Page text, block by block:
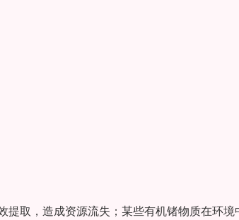
取，造成资源流失；某些有机锗物质在环境